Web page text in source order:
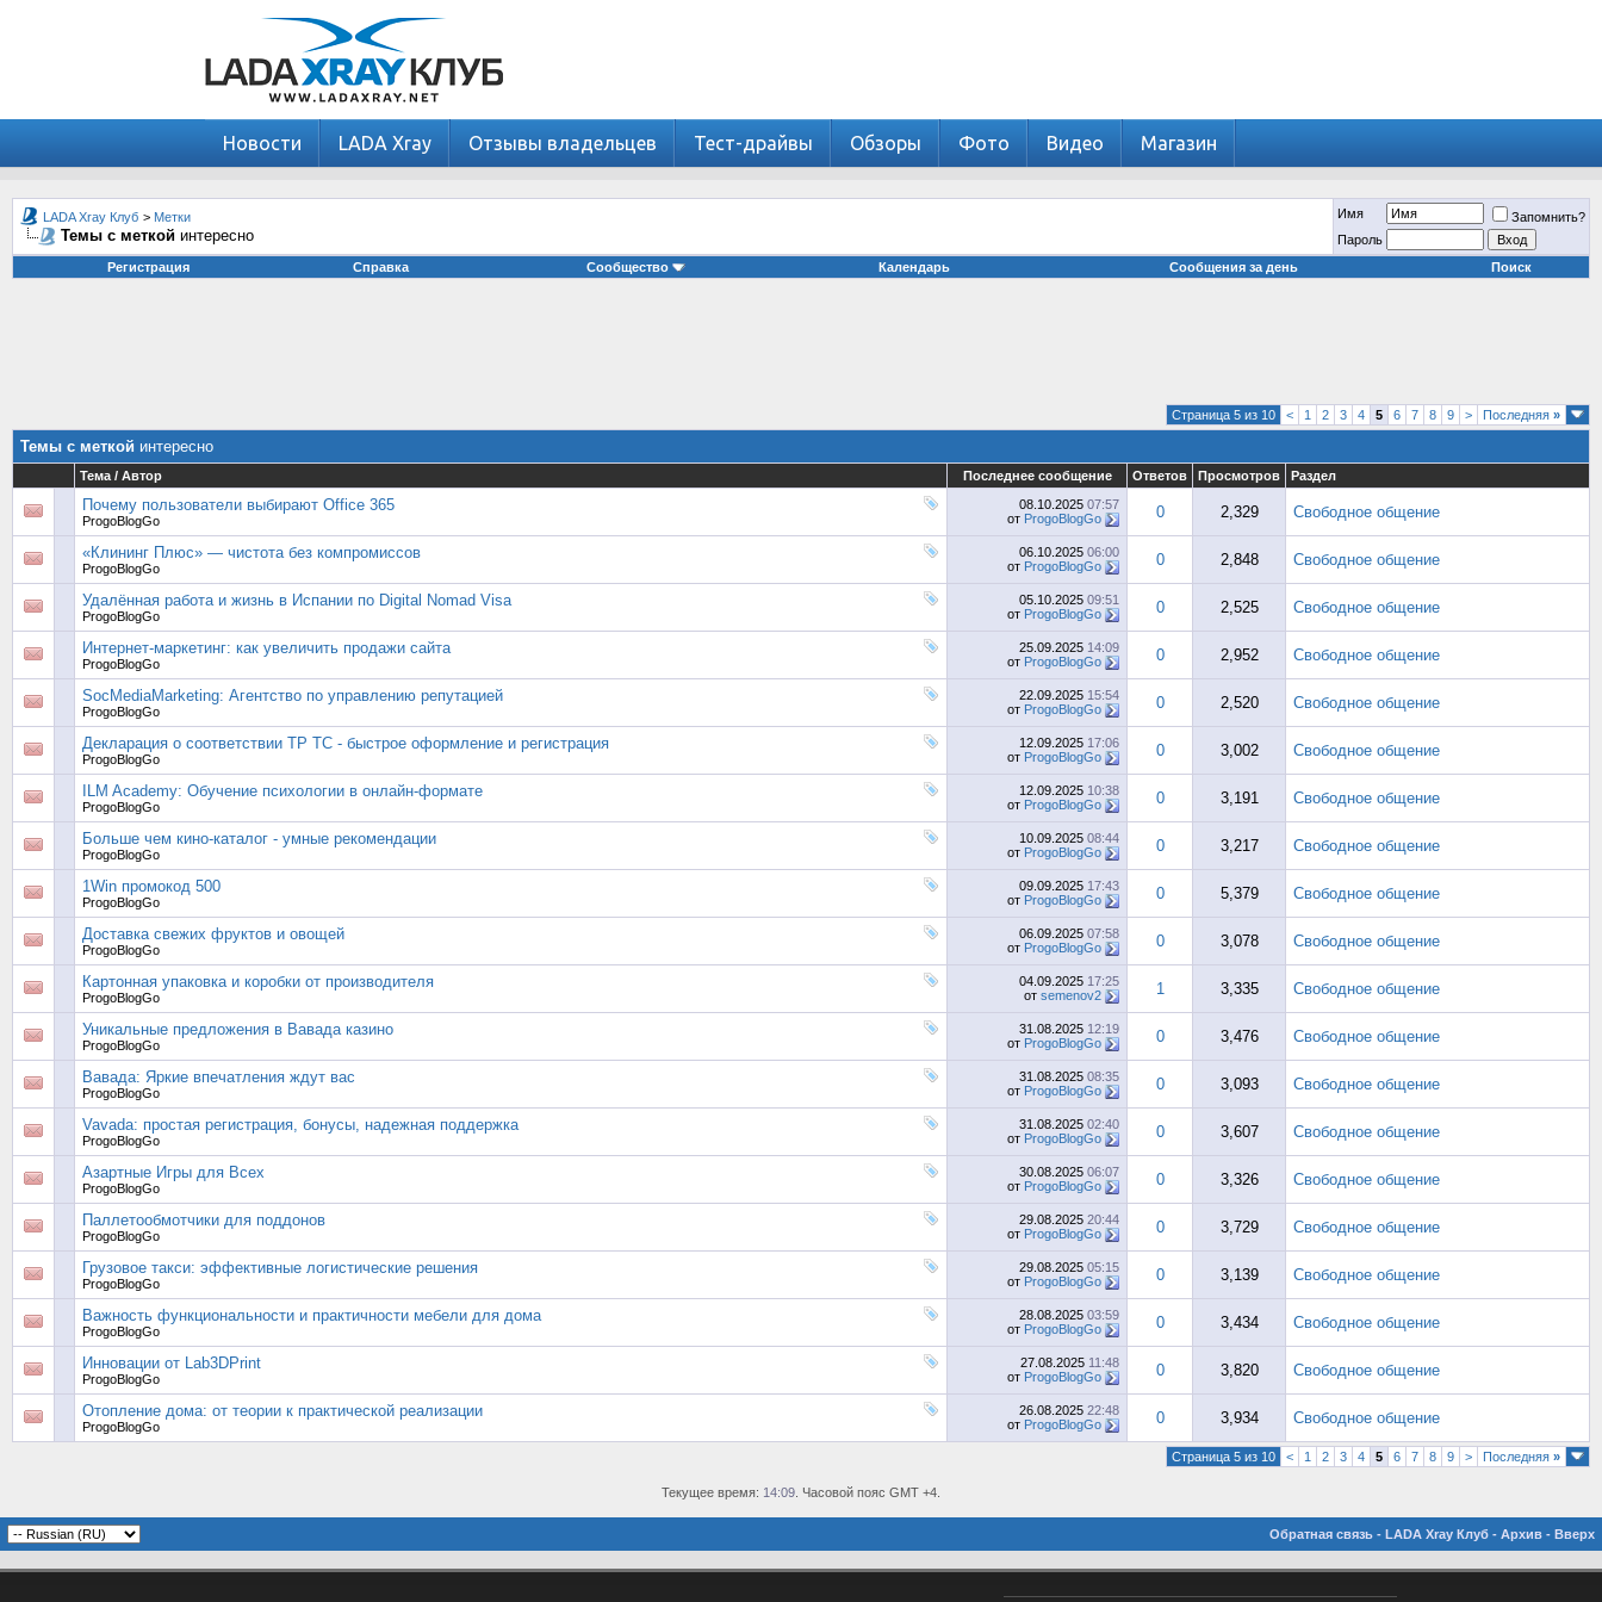
Новости LADA Xray Отзывы владельцев Тест-драйвы Обзоры Фото Видео Магазин
LADA Xray Клуб > Метки
Темы с меткой интересно
Имя
Запомнить?
Пароль
Регистрация
Справка Сообщество Календарь Сообщения за день Поиск
Страница 5 из 10 < 1 2 3 4 5 6 7 8 9 > Последняя »
Темы с меткой интересно
Тема / Автор Последнее сообщение Ответов Просмотров Раздел
Почему пользователи выбирают Office 365
ProgoBlogGo
08.10.2025 07:57
от ProgoBlogGo 0 2,329 Свободное общение
«Клининг Плюс» — чистота без компромиссов
ProgoBlogGo
06.10.2025 06:00
от ProgoBlogGo 0 2,848 Свободное общение
Удалённая работа и жизнь в Испании по Digital Nomad Visa
ProgoBlogGo
05.10.2025 09:51
от ProgoBlogGo 0 2,525 Свободное общение
Интернет-маркетинг: как увеличить продажи сайта
ProgoBlogGo
25.09.2025 14:09
от ProgoBlogGo 0 2,952 Свободное общение
SocMediaMarketing: Агентство по управлению репутацией
ProgoBlogGo
22.09.2025 15:54
от ProgoBlogGo 0 2,520 Свободное общение
Декларация о соответствии ТР ТС - быстрое оформление и регистрация
ProgoBlogGo
12.09.2025 17:06
от ProgoBlogGo 0 3,002 Свободное общение
ILM Academy: Обучение психологии в онлайн-формате
ProgoBlogGo
12.09.2025 10:38
от ProgoBlogGo 0 3,191 Свободное общение
Больше чем кино-каталог - умные рекомендации
ProgoBlogGo
10.09.2025 08:44
от ProgoBlogGo 0 3,217 Свободное общение
1Win промокод 500
ProgoBlogGo
09.09.2025 17:43
от ProgoBlogGo 0 5,379 Свободное общение
Доставка свежих фруктов и овощей
ProgoBlogGo
06.09.2025 07:58
от ProgoBlogGo 0 3,078 Свободное общение
Картонная упаковка и коробки от производителя
ProgoBlogGo
04.09.2025 17:25
от semenov2 1 3,335 Свободное общение
Уникальные предложения в Вавада казино
ProgoBlogGo
31.08.2025 12:19
от ProgoBlogGo 0 3,476 Свободное общение
Вавада: Яркие впечатления ждут вас
ProgoBlogGo
31.08.2025 08:35
от ProgoBlogGo 0 3,093 Свободное общение
Vavada: простая регистрация, бонусы, надежная поддержка
ProgoBlogGo
31.08.2025 02:40
от ProgoBlogGo 0 3,607 Свободное общение
Азартные Игры для Всех
ProgoBlogGo
30.08.2025 06:07
от ProgoBlogGo 0 3,326 Свободное общение
Паллетообмотчики для поддонов
ProgoBlogGo
29.08.2025 20:44
от ProgoBlogGo 0 3,729 Свободное общение
Грузовое такси: эффективные логистические решения
ProgoBlogGo
29.08.2025 05:15
от ProgoBlogGo 0 3,139 Свободное общение
Важность функциональности и практичности мебели для дома
ProgoBlogGo
28.08.2025 03:59
от ProgoBlogGo 0 3,434 Свободное общение
Инновации от Lab3DPrint
ProgoBlogGo
27.08.2025 11:48
от ProgoBlogGo 0 3,820 Свободное общение
Отопление дома: от теории к практической реализации
ProgoBlogGo
26.08.2025 22:48
от ProgoBlogGo 0 3,934 Свободное общение
Страница 5 из 10 < 1 2 3 4 5 6 7 8 9 > Последняя »
Текущее время: 14:09 . Часовой пояс GMT +4.
Обратная связь - LADA Xray Клуб - Архив - Вверх